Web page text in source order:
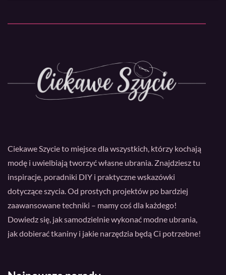
Ciekawe Szycie to miejsce dla wszystkich, którzy kochają
modę i uwielbiają tworzyć własne ubrania. Znajdziesz tu
inspiracje, poradniki DIY i praktyczne wskazówki
dotyczące szycia. Od prostych projektów po bardziej
zaawansowane techniki – mamy coś dla każdego!
Dowiedz się, jak samodzielnie wykonać modne ubrania,
jak dobierać tkaniny i jakie narzędzia będą Ci potrzebne!